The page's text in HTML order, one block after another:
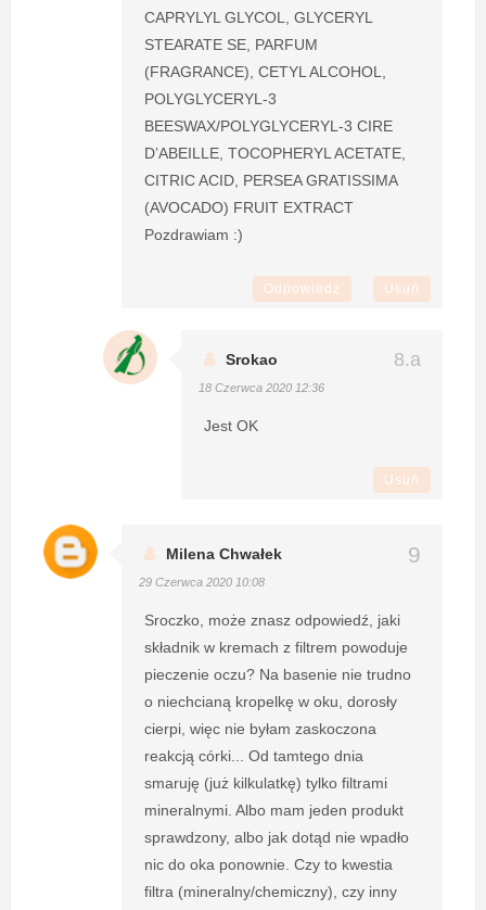
CAPRYLYL GLYCOL, GLYCERYL
STEARATE SE, PARFUM
(FRAGRANCE), CETYL ALCOHOL,
POLYGLYCERYL-3
BEESWAX/POLYGLYCERYL-3 CIRE
D’ABEILLE, TOCOPHERYL ACETATE,
CITRIC ACID, PERSEA GRATISSIMA
(AVOCADO) FRUIT EXTRACT
Pozdrawiam :)
Odpowiedz Usuń
Srokao
18 Czerwca 2020 12:36
Jest OK
Usuń
Milena Chwałek
29 Czerwca 2020 10:08
Sroczko, może znasz odpowiedź, jaki
składnik w kremach z filtrem powoduje
pieczenie oczu? Na basenie nie trudno
o niechcianą kropelkę w oku, dorosły
cierpi, więc nie byłam zaskoczona
reakcją córki... Od tamtego dnia
smaruję (już kilkulatkę) tylko filtrami
mineralnymi. Albo mam jeden produkt
sprawdzony, albo jak dotąd nie wpadło
nic do oka ponownie. Czy to kwestia
filtra (mineralny/chemiczny), czy inny